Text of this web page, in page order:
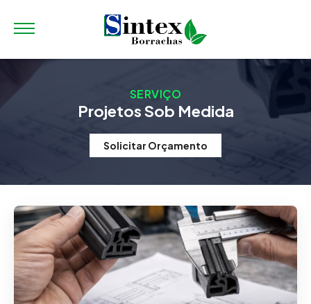
SERVIÇO
Projetos Sob Medida
Solicitar Orçamento